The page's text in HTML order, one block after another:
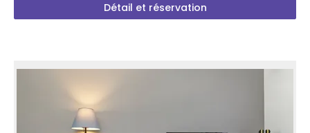
Détail et réservation